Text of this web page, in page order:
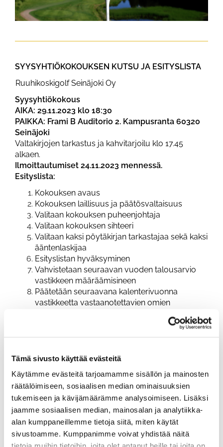
Tämä sivusto käyttää evästeitä
Käytämme evästeitä tarjoamamme sisällön ja mainosten
räätälöimiseen, sosiaalisen median ominaisuuksien
tukemiseen ja kävijämäärämme analysoimiseen. Lisäksi
jaamme sosiaalisen median, mainosalan ja analytiikka-
alan kumppaneillemme tietoja siitä, miten käytät
sivustoamme. Kumppanimme voivat yhdistää näitä
SYYSYHTIÖKOKOUKSEN KUTSU JA ESITYSLISTA
Ruuhikoskigolf Seinäjoki Oy
Syysyhtiökokous
AIKA: 29.11.2023 klo 18:30
PAIKKA: Frami B Auditorio 2. Kampusranta 60320
Seinäjoki
Valtakirjojen tarkastus ja kahvitarjoilu klo 17.45
alkaen.
Ilmoittautumiset 24.11.2023 mennessä.
Esityslista:
Kokouksen avaus
Kokouksen laillisuus ja päätösvaltaisuus
Valitaan kokouksen puheenjohtaja
Valitaan kokouksen sihteeri
Valitaan kaksi pöytäkirjan tarkastajaa sekä kaksi
ääntenlaskijaa
Esityslistan hyväksyminen
Vahvistetaan seuraavan vuoden talousarvio
vastikkeen määräämisineen
Päätetään seuraavana kalenterivuonna
vastikkeetta vastaanotettavien omien
saa ylittää hallituksen talousarviossa esittämää
Valitaan tilintarkastaja
matkakustannusten korvausperusteista.
Kokouksen päättäminen
Muut asiat
Liitetiedostot on julkaistu sivun yläreunassa "yleiset